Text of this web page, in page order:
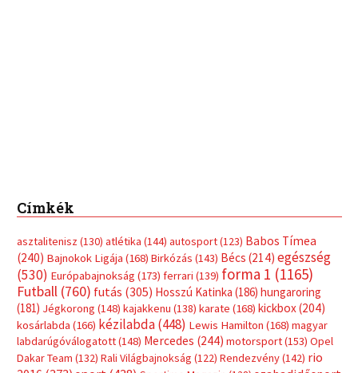
Címkék
asztalitenisz (130) atlétika (144) autosport(123) Babos Tímea
(240) Bajnokok Ligája (168) Birkózás (143) Bécs (214) egészség
(530) Európabajnokság (173) ferrari (139) forma 1 (1165)
Futball (760) futás (305) Hosszú Katinka (186) hungaroring
(181) Jégkorong (148) kajakkenu (138) karate (168) kickbox(204)
kosárlabda (166) kézilabda(448) Lewis Hamilton (168) magyar
labdarúgóválogatott(148) Mercedes (244) motorsport(153) Opel
Dakar Team (132) Rali Világbajnokság (122) Rendezvény(142) rio